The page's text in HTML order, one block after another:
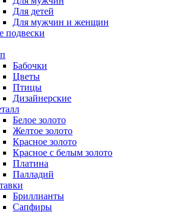
Для детей
Для мужчин и женщин
подвески
Бабочки
Цветы
Птицы
Дизайнерские
Белое золото
Желтое золото
Красное золото
Красное с белым золото
Платина
Палладий
Бриллианты
Сапфиры